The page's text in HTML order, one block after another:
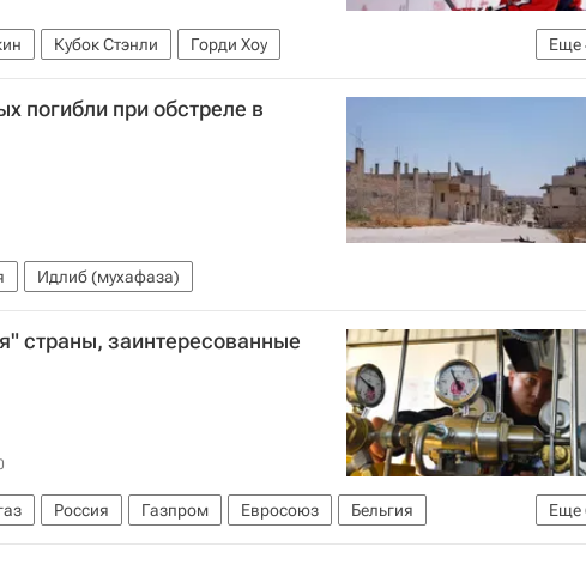
Еще
Кубок Стэнли
Горди Хоу
(НХЛ)
Вашингтон Кэпиталз
Бостон Брюинз
погибли при обстреле в
Идлиб (мухафаза)
страны, заинтересованные
Еще
Россия Газпром Евросоюз
Бельгия
Германия Санкции Северный поток — 2